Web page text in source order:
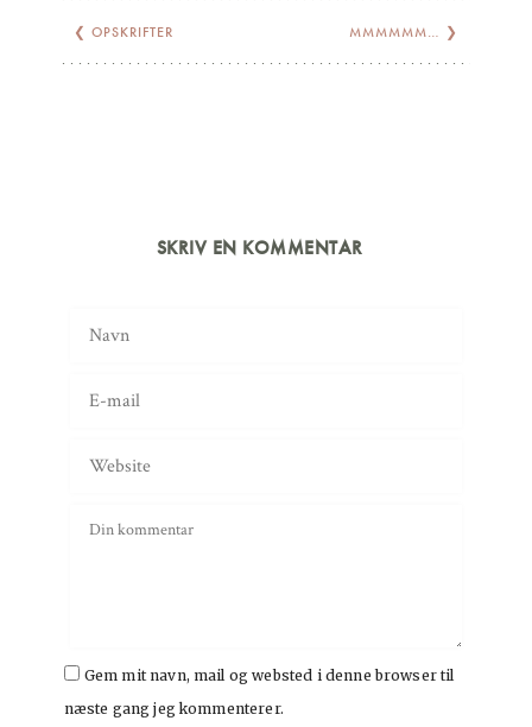
❮ OPSKRIFTER MMMMMM… ❯
SKRIV EN KOMMENTAR
Gem mit navn, mail og websted i denne browser til
næste gang jeg kommenterer.